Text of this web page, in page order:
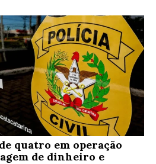
quatro em operação
de dinheiro e